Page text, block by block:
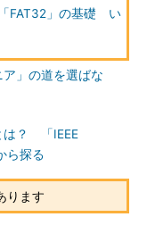
FAT32」の基礎 い
」の道を選ばな
は？ 「IEEE
ら探る
ります